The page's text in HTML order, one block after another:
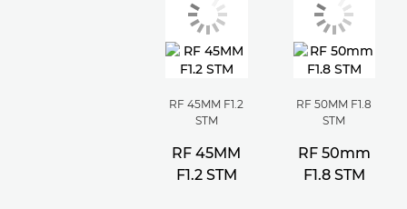
RF 45MM F1.2
STM
RF 45MM
F1.2 STM
RF 50MM F1.8
STM
RF 50mm
F1.8 STM